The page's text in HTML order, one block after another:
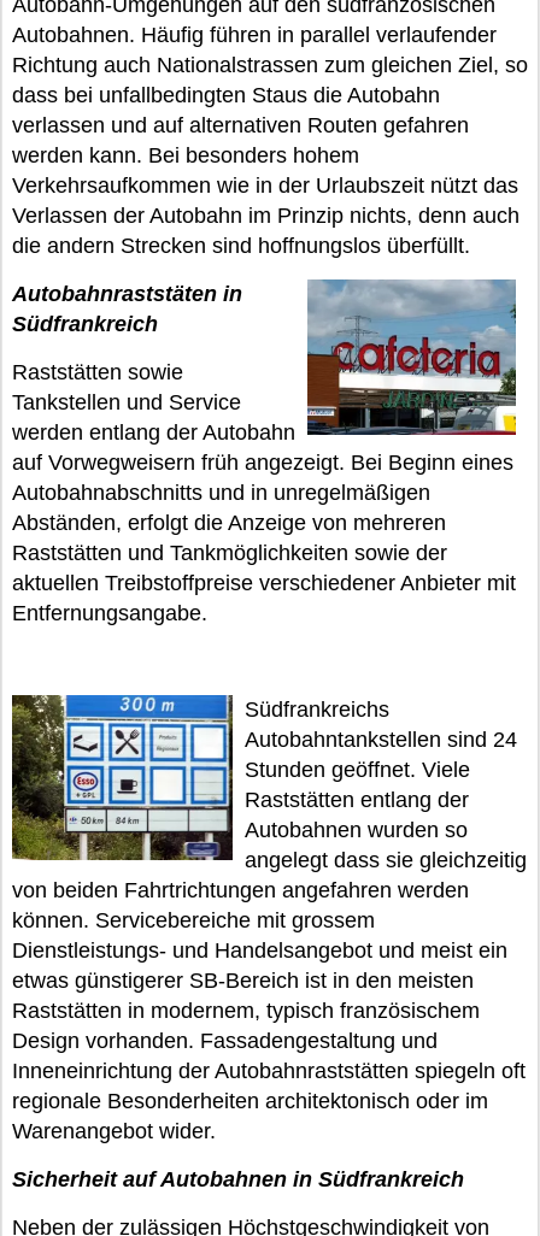
Autobahn-Umgehungen auf den südfranzösischen
Autobahnen. Häufig führen in parallel verlaufender
Richtung auch Nationalstrassen zum gleichen Ziel, so
dass bei unfallbedingten Staus die Autobahn
verlassen und auf alternativen Routen gefahren
werden kann. Bei besonders hohem
Verkehrsaufkommen wie in der Urlaubszeit nützt das
Verlassen der Autobahn im Prinzip nichts, denn auch
die andern Strecken sind hoffnungslos überfüllt.
Autobahnraststäten in
Südfrankreich
Raststätten sowie
Tankstellen und Service
werden entlang der Autobahn
auf Vorwegweisern früh angezeigt. Bei Beginn eines
Autobahnabschnitts und in unregelmäßigen
Abständen, erfolgt die Anzeige von mehreren
Raststätten und Tankmöglichkeiten sowie der
aktuellen Treibstoffpreise verschiedener Anbieter mit
Entfernungsangabe.
Südfrankreichs
Autobahntankstellen sind 24
Stunden geöffnet. Viele
Raststätten entlang der
Autobahnen wurden so
angelegt dass sie gleichzeitig
von beiden Fahrtrichtungen angefahren werden
können. Servicebereiche mit grossem
Dienstleistungs- und Handelsangebot und meist ein
etwas günstigerer SB-Bereich ist in den meisten
Raststätten in modernem, typisch französischem
Design vorhanden. Fassadengestaltung und
Inneneinrichtung der Autobahnraststätten spiegeln oft
regionale Besonderheiten architektonisch oder im
Warenangebot wider.
Sicherheit auf Autobahnen in Südfrankreich
Neben der zulässigen Höchstgeschwindigkeit von